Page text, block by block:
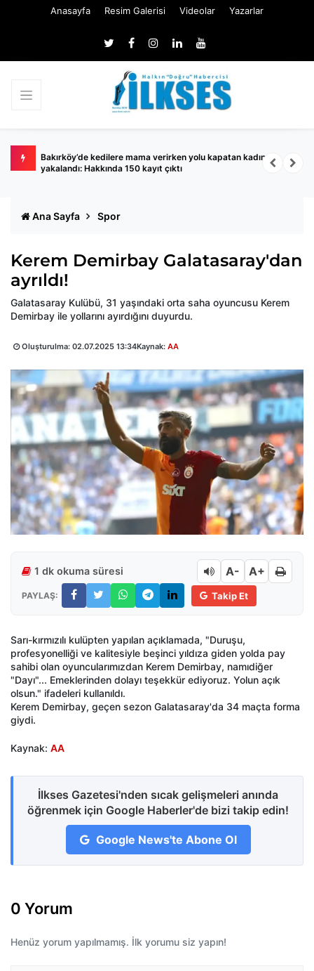
Anasayfa Resim Galerisi Videolar Yazarlar
Bakırköy’de kedilere mama verirken yolu kapatan kadın
yakalandı: Hakkında 150 kayıt çıktı
Ana Sayfa Spor
Kerem Demirbay Galatasaray'dan
ayrıldı!
Galatasaray Kulübü, 31 yaşındaki orta saha oyuncusu Kerem
Demirbay ile yollarını ayırdığını duyurdu.
Oluşturulma: 02.07.2025 13:34Kaynak: AA
1 dk okuma süresi A- A+
PAYLAŞ: Takip Et
Sarı-kırmızılı kulüpten yapılan açıklamada, "Duruşu,
profesyonelliği ve kalitesiyle beşinci yıldıza giden yolda pay
sahibi olan oyuncularımızdan Kerem Demirbay, namıdiğer
"Dayı"... Emeklerinden dolayı teşekkür ediyoruz. Yolun açık
olsun." ifadeleri kullanıldı.
Kerem Demirbay, geçen sezon Galatasaray'da 34 maçta forma
giydi.
Kaynak: AA
İlkses Gazetesi'nden sıcak gelişmeleri anında
öğrenmek için Google Haberler'de bizi takip edin!
Google News'te Abone Ol
0 Yorum
Henüz yorum yapılmamış. İlk yorumu siz yapın!